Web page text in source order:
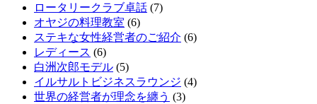
ロータリークラブ卓話 (7)
オヤジの料理教室 (6)
ステキな女性経営者のご紹介 (6)
レディース (6)
白洲次郎モデル (5)
イルサルトビジネスラウンジ (4)
世界の経営者が理念を纏う (3)